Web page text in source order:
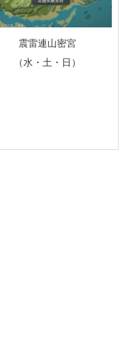
震雷連山密宮
（水・土・日）